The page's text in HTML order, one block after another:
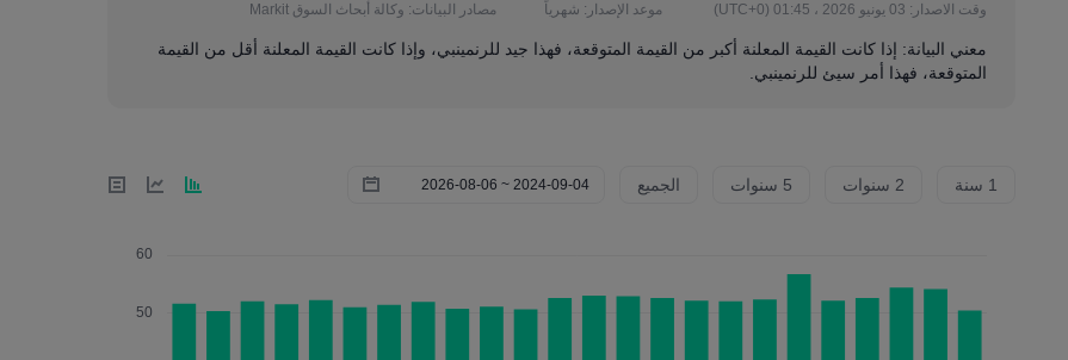
وقت الاصدار: 03 يونيو 2026 ، 01:45 (UTC+0) موعد الإصدار: شهرياً مصادر البيانات: وكالة أبحاث السوق Markit
معني البيانة: إذا كانت القيمة المعلنة أكبر من القيمة المتوقعة، فهذا جيد للرنمينبي، وإذا كانت القيمة المعلنة أقل من القيمة
المتوقعة، فهذا أمر سيئ للرنمينبي.
1 سنة 2 سنوات 5 سنوات الجميع